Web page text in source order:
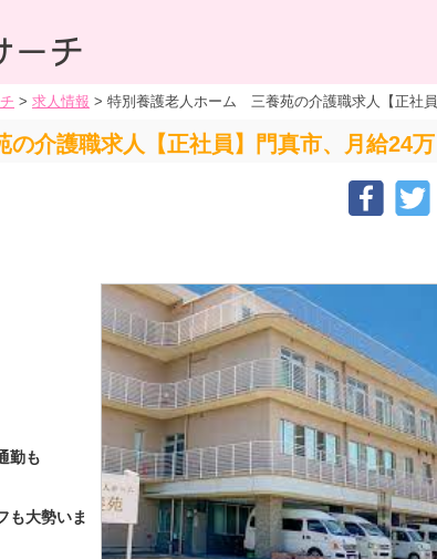
> 求人情報 > 特別養護老人ホーム 三養苑の介護職求人【正社
介護職求人【正社員】門真市、月給24
勤も
も大勢いま